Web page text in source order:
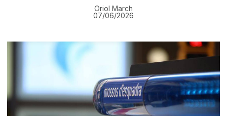
Oriol March
07/06/2026